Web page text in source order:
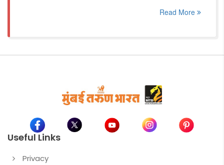
Read More
Useful Links
Privacy